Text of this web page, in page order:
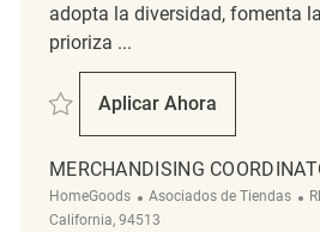
adopta la diversidad, fomenta
prioriza ...
Salvar customer experience
Aplicar Ahora
Customer
MERCHANDISING
HomeGoods Categoría
Asociados de Tiendas
California, 94513